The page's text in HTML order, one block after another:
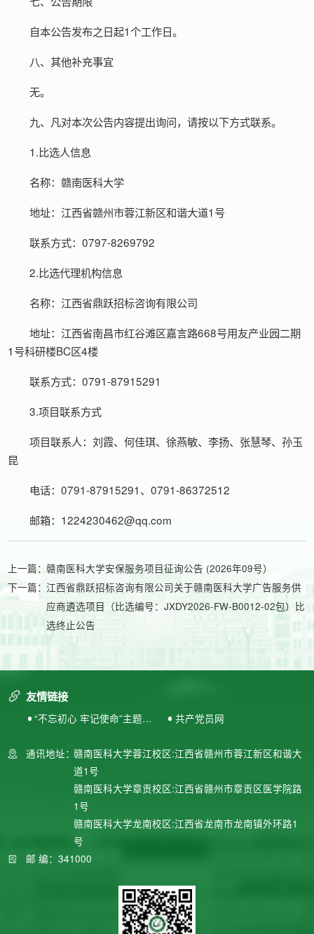
自本公告发布之日起1个工作日。
八、其他补充事宜
无。
九、凡对本次公告内容提出询问，请按以下方式联系。
1.比选人信息
名称：赣南医科大学
地址：江西省赣州市蓉江新区和谐大道1号
联系方式：0797-8269792
2.比选代理机构信息
名称：江西省鼎跃招标咨询有限公司
地址：江西省南昌市红谷滩区嘉言路668号用友产业园二期
1号科研楼BC区4楼
联系方式：0791-87915291
3.项目联系方式
项目联系人：刘霞、何佳琪、徐燕敏、李扬、张慧琴、孙玉
昆
电话：0791-87915291、0791-86372512
邮箱：1224230462@qq.com
上一篇：赣南医科大学安保服务项目征询公告 (2026年09号）
下一篇：江西省鼎跃招标咨询有限公司关于赣南医科大学广告服务供
应商遴选项目（比选编号：JXDY2026-FW-B0012-02包）比
选终止公告
友情链接
“不忘初心 牢记使命”主题教
共产党员网
通讯地址：赣南医科大学蓉江校区:江西省赣州市蓉江新区和谐大
道1号
赣南医科大学章贡校区:江西省赣州市章贡区医学院路
1号
赣南医科大学龙南校区:江西省龙南市龙南镇外环路1
号
邮 编：341000